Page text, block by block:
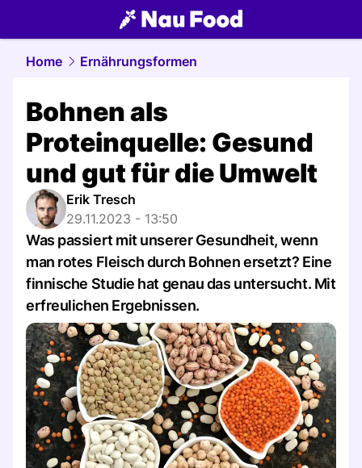
food.NAU.ch
Home Ernährungsformen
Bohnen als
Proteinquelle: Gesund
und gut für die Umwelt
Erik Tresch
29.11.2023 - 13:50
Was passiert mit unserer Gesundheit, wenn
man rotes Fleisch durch Bohnen ersetzt? Eine
finnische Studie hat genau das untersucht. Mit
erfreulichen Ergebnissen.